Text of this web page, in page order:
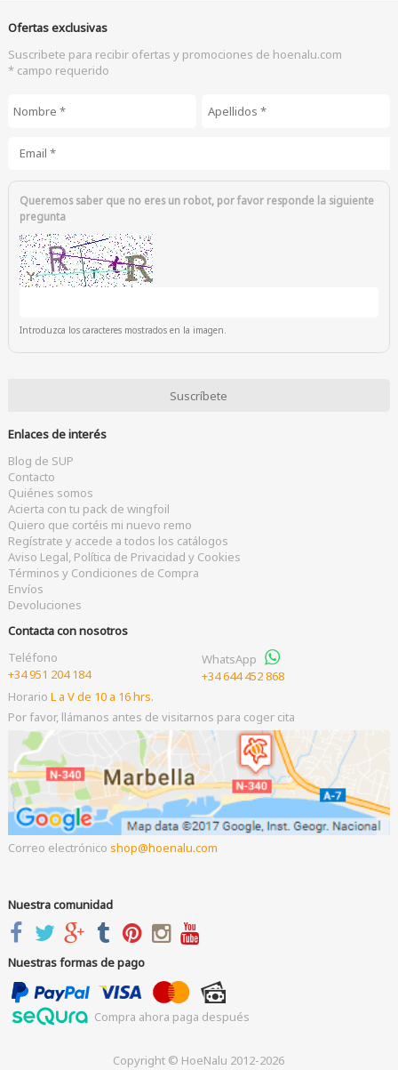
Ofertas exclusivas
Suscribete para recibir ofertas y promociones de hoenalu.com
* campo requerido
*
Queremos saber que no eres un robot, por favor responde la siguiente
pregunta
Introduzca los caracteres mostrados en la imagen.
Enlaces de interés
Blog de SUP
Contacto
Quiénes somos
Acierta con tu pack de wingfoil
Quiero que cortéis mi nuevo remo
Regístrate y accede a todos los catálogos
Aviso Legal, Política de Privacidad y Cookies
Términos y Condiciones de Compra
Envíos
Devoluciones
Contacta con nosotros
Teléfono
+34 951 204 184
WhatsApp
+34 644 452 868
Horario L a V de 10 a 16 hrs.
Por favor, llámanos antes de visitarnos para coger cita
Correo electrónico shop hoenalu.com
Nuestra comunidad
Nuestras formas de pago
Compra ahora paga después
Copyright © HoeNalu 2012-2026